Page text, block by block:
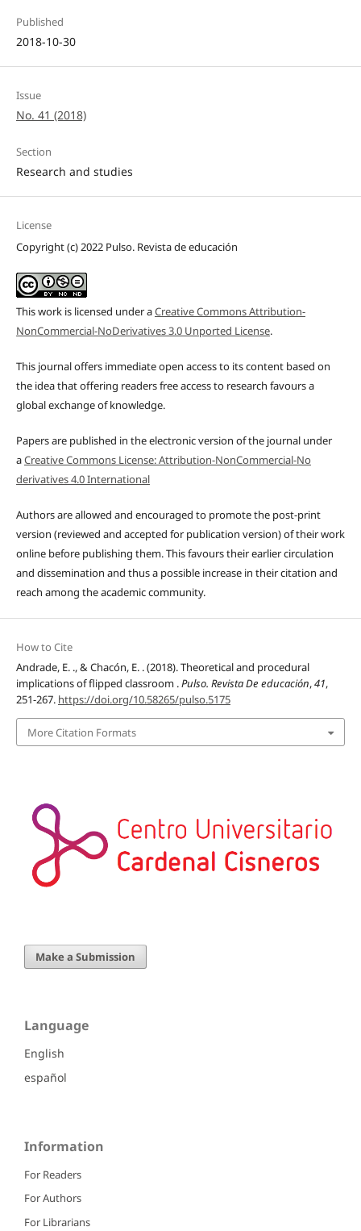
Published
2018-10-30
Issue
No. 41 (2018)
Section
Research and studies
License
Copyright (c) 2022 Pulso. Revista de educación
This work is licensed under aCreative Commons Attribution-
NonCommercial-NoDerivatives 3.0 Unported License.
This journal offers immediate open access to its content based on
the idea that offering readers free access to research favours a
global exchange of knowledge.
Papers are published in the electronic version of the journal under
aCreative Commons License: Attribution-NonCommercial-No
derivatives 4.0 International
Authors are allowed and encouraged to promote the post-print
version (reviewed and accepted for publication version) of their work
online before publishing them. This favours their earlier circulation
and dissemination and thus a possible increase in their citation and
reach among the academic community.
How to Cite
Andrade, E. ., & Chacón, E. . (2018). Theoretical and procedural
implications of flipped classroom .Pulso. Revista De educación,41,
251-267. https://doi.org/10.58265/pulso.5175
More Citation Formats
Make a Submission
Language
English
español
Information
For Readers
For Authors
For Librarians